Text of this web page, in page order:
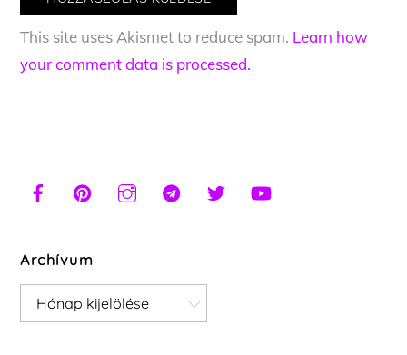
This site uses Akismet to reduce spam. Learn how
your comment data is processed.
Archívum
Archívum